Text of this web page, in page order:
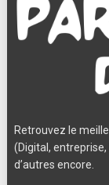
Retrouvez le
(Digital,
d’autres encore.